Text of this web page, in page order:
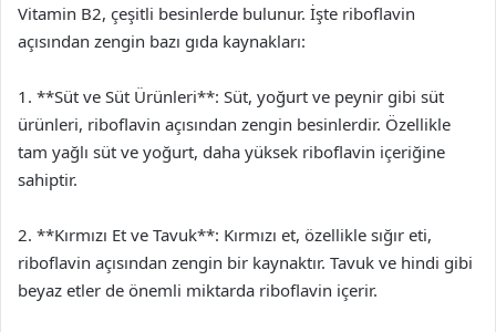
Vitamin B2, çeşitli besinlerde bulunur. İşte riboflavin
açısından zengin bazı gıda kaynakları:
1. **Süt ve Süt Ürünleri**: Süt, yoğurt ve peynir gibi süt
ürünleri, riboflavin açısından zengin besinlerdir. Özellikle
tam yağlı süt ve yoğurt, daha yüksek riboflavin içeriğine
sahiptir.
2. **Kırmızı Et ve Tavuk**: Kırmızı et, özellikle sığır eti,
riboflavin açısından zengin bir kaynaktır. Tavuk ve hindi gibi
beyaz etler de önemli miktarda riboflavin içerir.